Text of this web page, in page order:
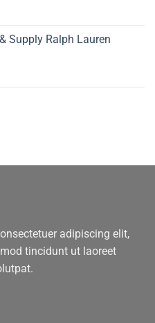
Supply Ralph Lauren
adipiscing elit,
tincidunt ut laoreet